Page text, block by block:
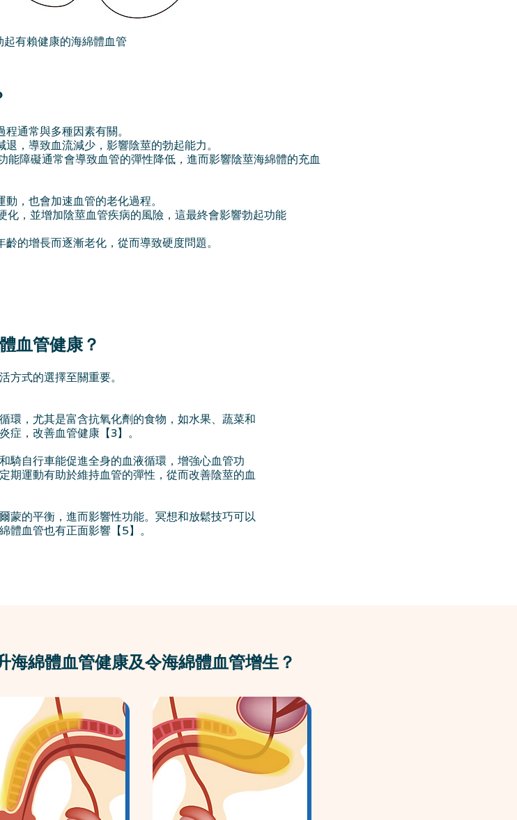
起有賴健康的海綿體血管
通常與多種因素有關。
，導致血流減少，影響陰莖的勃起能力。
能障礙通常會導致血管的彈性降低，進而影響陰莖海綿體的充血
，也會加速血管的老化過程。
化，並增加陰莖血管疾病的風險，這最終會影響勃起功能
的增長而逐漸老化，從而導致硬度問題。
方式的選擇至關重要。
環，尤其是富含抗氧化劑的食物，如水果、蔬菜和
症，改善血管健康【3】。
騎自行車能促進全身的血液循環，增強心血管功
期運動有助於維持血管的彈性，從而改善陰莖的血
蒙的平衡，進而影響性功能。冥想和放鬆技巧可以
體血管也有正面影響【5】。
血管健康？
海綿體血管健康及令海綿體血管增生？